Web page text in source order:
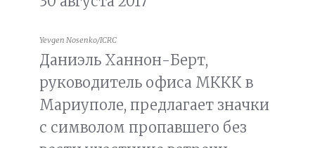
Yevgen Nosenko/ICRC
Даниэль Ханнон-Берт,
руководитель офиса МККК в
Мариуполе, предлагает значки
с символом пропавшего без